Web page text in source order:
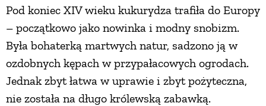
Pod koniec XIV wieku kukurydza trafiła do Europy
– początkowo jako nowinka i modny snobizm.
Była bohaterką martwych natur, sadzono ją w
ozdobnych kępach w przypałacowych ogrodach.
Jednak zbyt łatwa w uprawie i zbyt pożyteczna,
nie została na długo królewską zabawką.